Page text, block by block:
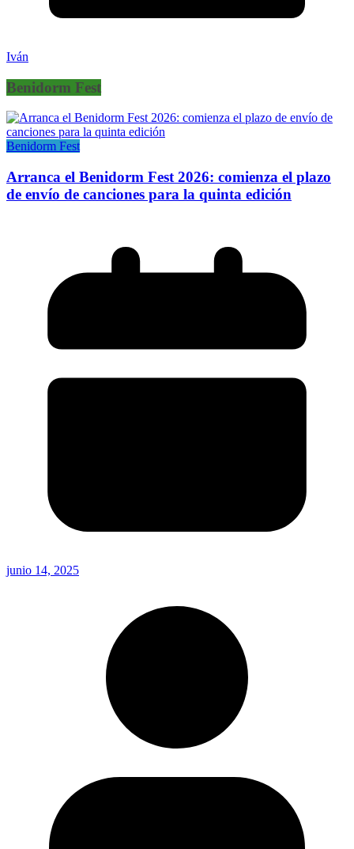
Iván
Benidorm Fest
Benidorm Fest
Arranca el Benidorm Fest 2026: comienza el plazo
de envío de canciones para la quinta edición
junio 14, 2025